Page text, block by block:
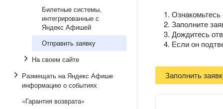
Билетные системы,
интегрированные с
Яндекс Афишей
Отправить заявку
На своем сайте
Размещать на Яндекс Афише
информацию о событиях
«Гарантия возврата»
Заполните
Дождитесь
Если он
Заполнить